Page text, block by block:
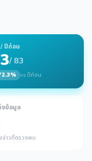
ปีก่อน
/ 83
vs ปีก่อน
ข้อมูล
ข่าวที่ตรวจพบ